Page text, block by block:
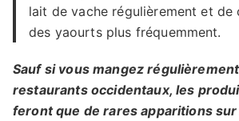
lait de vache régulièrement et de
des yaourts plus fréquemment.
Sauf si vous mangez
restaurants occidentaux, les
feront que de rares apparitions sur